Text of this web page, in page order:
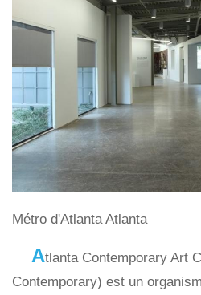
Métro d'Atlanta Atlanta
Atlanta Contemporary Art
Contemporary) est un